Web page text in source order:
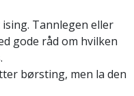
Tannlegen eller
gode råd om hvilken
børsting, men la den